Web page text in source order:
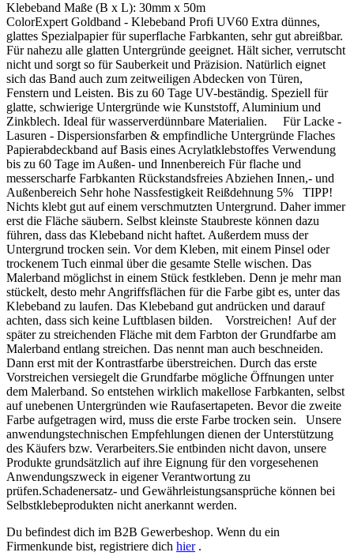
Klebeband Maße (B x L): 30mm x 50m
ColorExpert Goldband - Klebeband Profi UV60 Extra dünnes,
glattes Spezialpapier für superflache Farbkanten, sehr gut abreißbar.
Für nahezu alle glatten Untergründe geeignet. Hält sicher, verrutscht
nicht und sorgt so für Sauberkeit und Präzision. Natürlich eignet
sich das Band auch zum zeitweiligen Abdecken von Türen,
Fenstern und Leisten. Bis zu 60 Tage UV-beständig. Speziell für
glatte, schwierige Untergründe wie Kunststoff, Aluminium und
Zinkblech. Ideal für wasserverdünnbare Materialien. Für Lacke -
Lasuren - Dispersionsfarben & empfindliche Untergründe Flaches
Papierabdeckband auf Basis eines Acrylatklebstoffes Verwendung
bis zu 60 Tage im Außen- und Innenbereich Für flache und
messerscharfe Farbkanten Rückstandsfreies Abziehen Innen,- und
Außenbereich Sehr hohe Nassfestigkeit Reißdehnung 5% TIPP!
Nichts klebt gut auf einem verschmutzten Untergrund. Daher immer
erst die Fläche säubern. Selbst kleinste Staubreste können dazu
führen, dass das Klebeband nicht haftet. Außerdem muss der
Untergrund trocken sein. Vor dem Kleben, mit einem Pinsel oder
trockenem Tuch einmal über die gesamte Stelle wischen. Das
Malerband möglichst in einem Stück festkleben. Denn je mehr man
stückelt, desto mehr Angriffsflächen für die Farbe gibt es, unter das
Klebeband zu laufen. Das Klebeband gut andrücken und darauf
achten, dass sich keine Luftblasen bilden. Vorstreichen! Auf der
später zu streichenden Fläche mit dem Farbton der Grundfarbe am
Malerband entlang streichen. Das nennt man auch beschneiden.
Dann erst mit der Kontrastfarbe überstreichen. Durch das erste
Vorstreichen versiegelt die Grundfarbe mögliche Öffnungen unter
dem Malerband. So entstehen wirklich makellose Farbkanten, selbst
auf unebenen Untergründen wie Raufasertapeten. Bevor die zweite
Farbe aufgetragen wird, muss die erste Farbe trocken sein. Unsere
anwendungstechnischen Empfehlungen dienen der Unterstützung
des Käufers bzw. Verarbeiters.Sie entbinden nicht davon, unsere
Produkte grundsätzlich auf ihre Eignung für den vorgesehenen
Anwendungszweck in eigener Verantwortung zu
prüfen.Schadenersatz- und Gewährleistungsansprüche können bei
Selbstklebeprodukten nicht anerkannt werden.
Du befindest dich im B2B Gewerbeshop. Wenn du ein
Firmenkunde bist, registriere dich hier.